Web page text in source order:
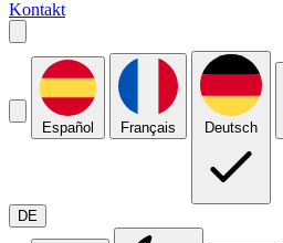
Kontakt
Español Français Deutsch
DE